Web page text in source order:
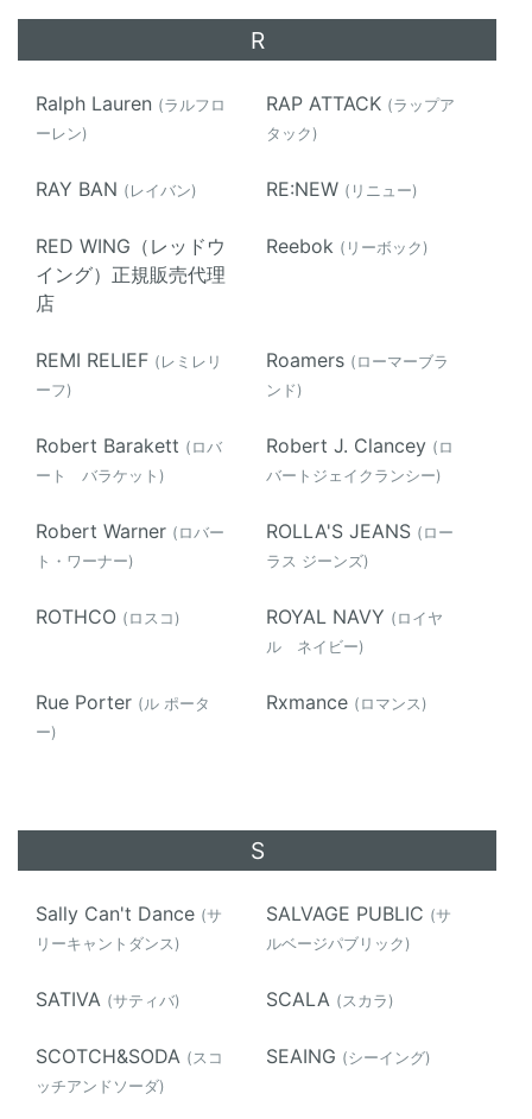
R
Ralph Lauren (ラルフロ
ーレン)
RAP ATTACK (ラップア
タック)
RAY BAN (レイバン) RE:NEW (リニュー)
RED WING（レッドウ
イング）正規販売代理
店
Reebok (リーボック)
REMI RELIEF (レミレリ
ーフ)
Roamers (ローマーブラ
ンド)
Robert Barakett (ロバ
ート バラケット)
Robert J. Clancey (ロ
バートジェイクランシー)
Robert Warner (ロバー
ト・ワーナー)
ROLLA'S JEANS (ロー
ラス ジーンズ)
ROTHCO (ロスコ) ROYAL NAVY (ロイヤ
ル ネイビー)
Rue Porter (ル ポータ
ー)
Rxmance (ロマンス)
S
Sally Can't Dance (サ
リーキャントダンス)
SALVAGE PUBLIC (サ
ルベージパブリック)
SATIVA (サティバ) SCALA (スカラ)
SCOTCH&SODA (スコ
ッチアンドソーダ)
SEAING (シーイング)